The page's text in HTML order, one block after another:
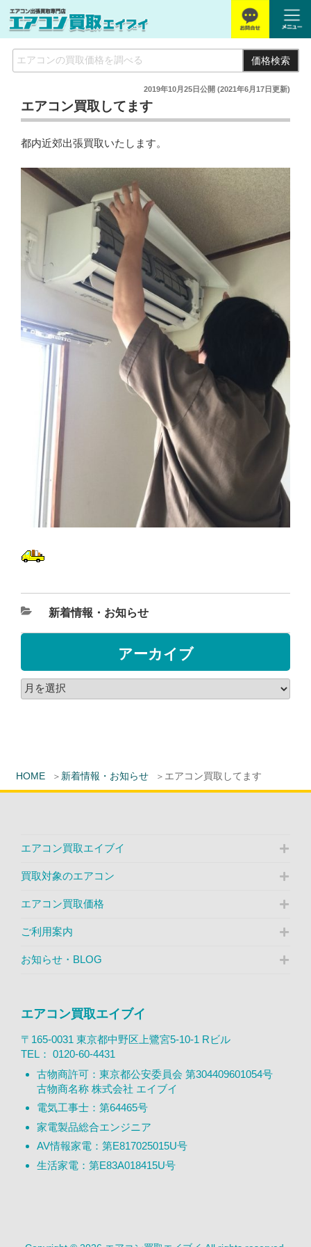
価格検索
HOME 新着情報・お知らせ エアコン買取してます
2019年10月25日公開 (2021年6月17日更新)
エアコン買取してます
都内近郊出張買取いたします。
新着情報・お知らせ
アーカイブ
エアコン買取エイブイ
買取対象のエアコン
エアコン買取価格
ご利用案内
お知らせ・BLOG
エアコン買取エイブイ
〒165-0031 東京都中野区上鷺宮5-10-1 Rビル
TEL： 0120-60-4431
古物商許可：東京都公安委員会 第304409601054号
古物商名称 株式会社 エイブイ
電気工事士：第64465号
家電製品総合エンジニア
AV情報家電：第E817025015U号
生活家電：第E83A018415U号